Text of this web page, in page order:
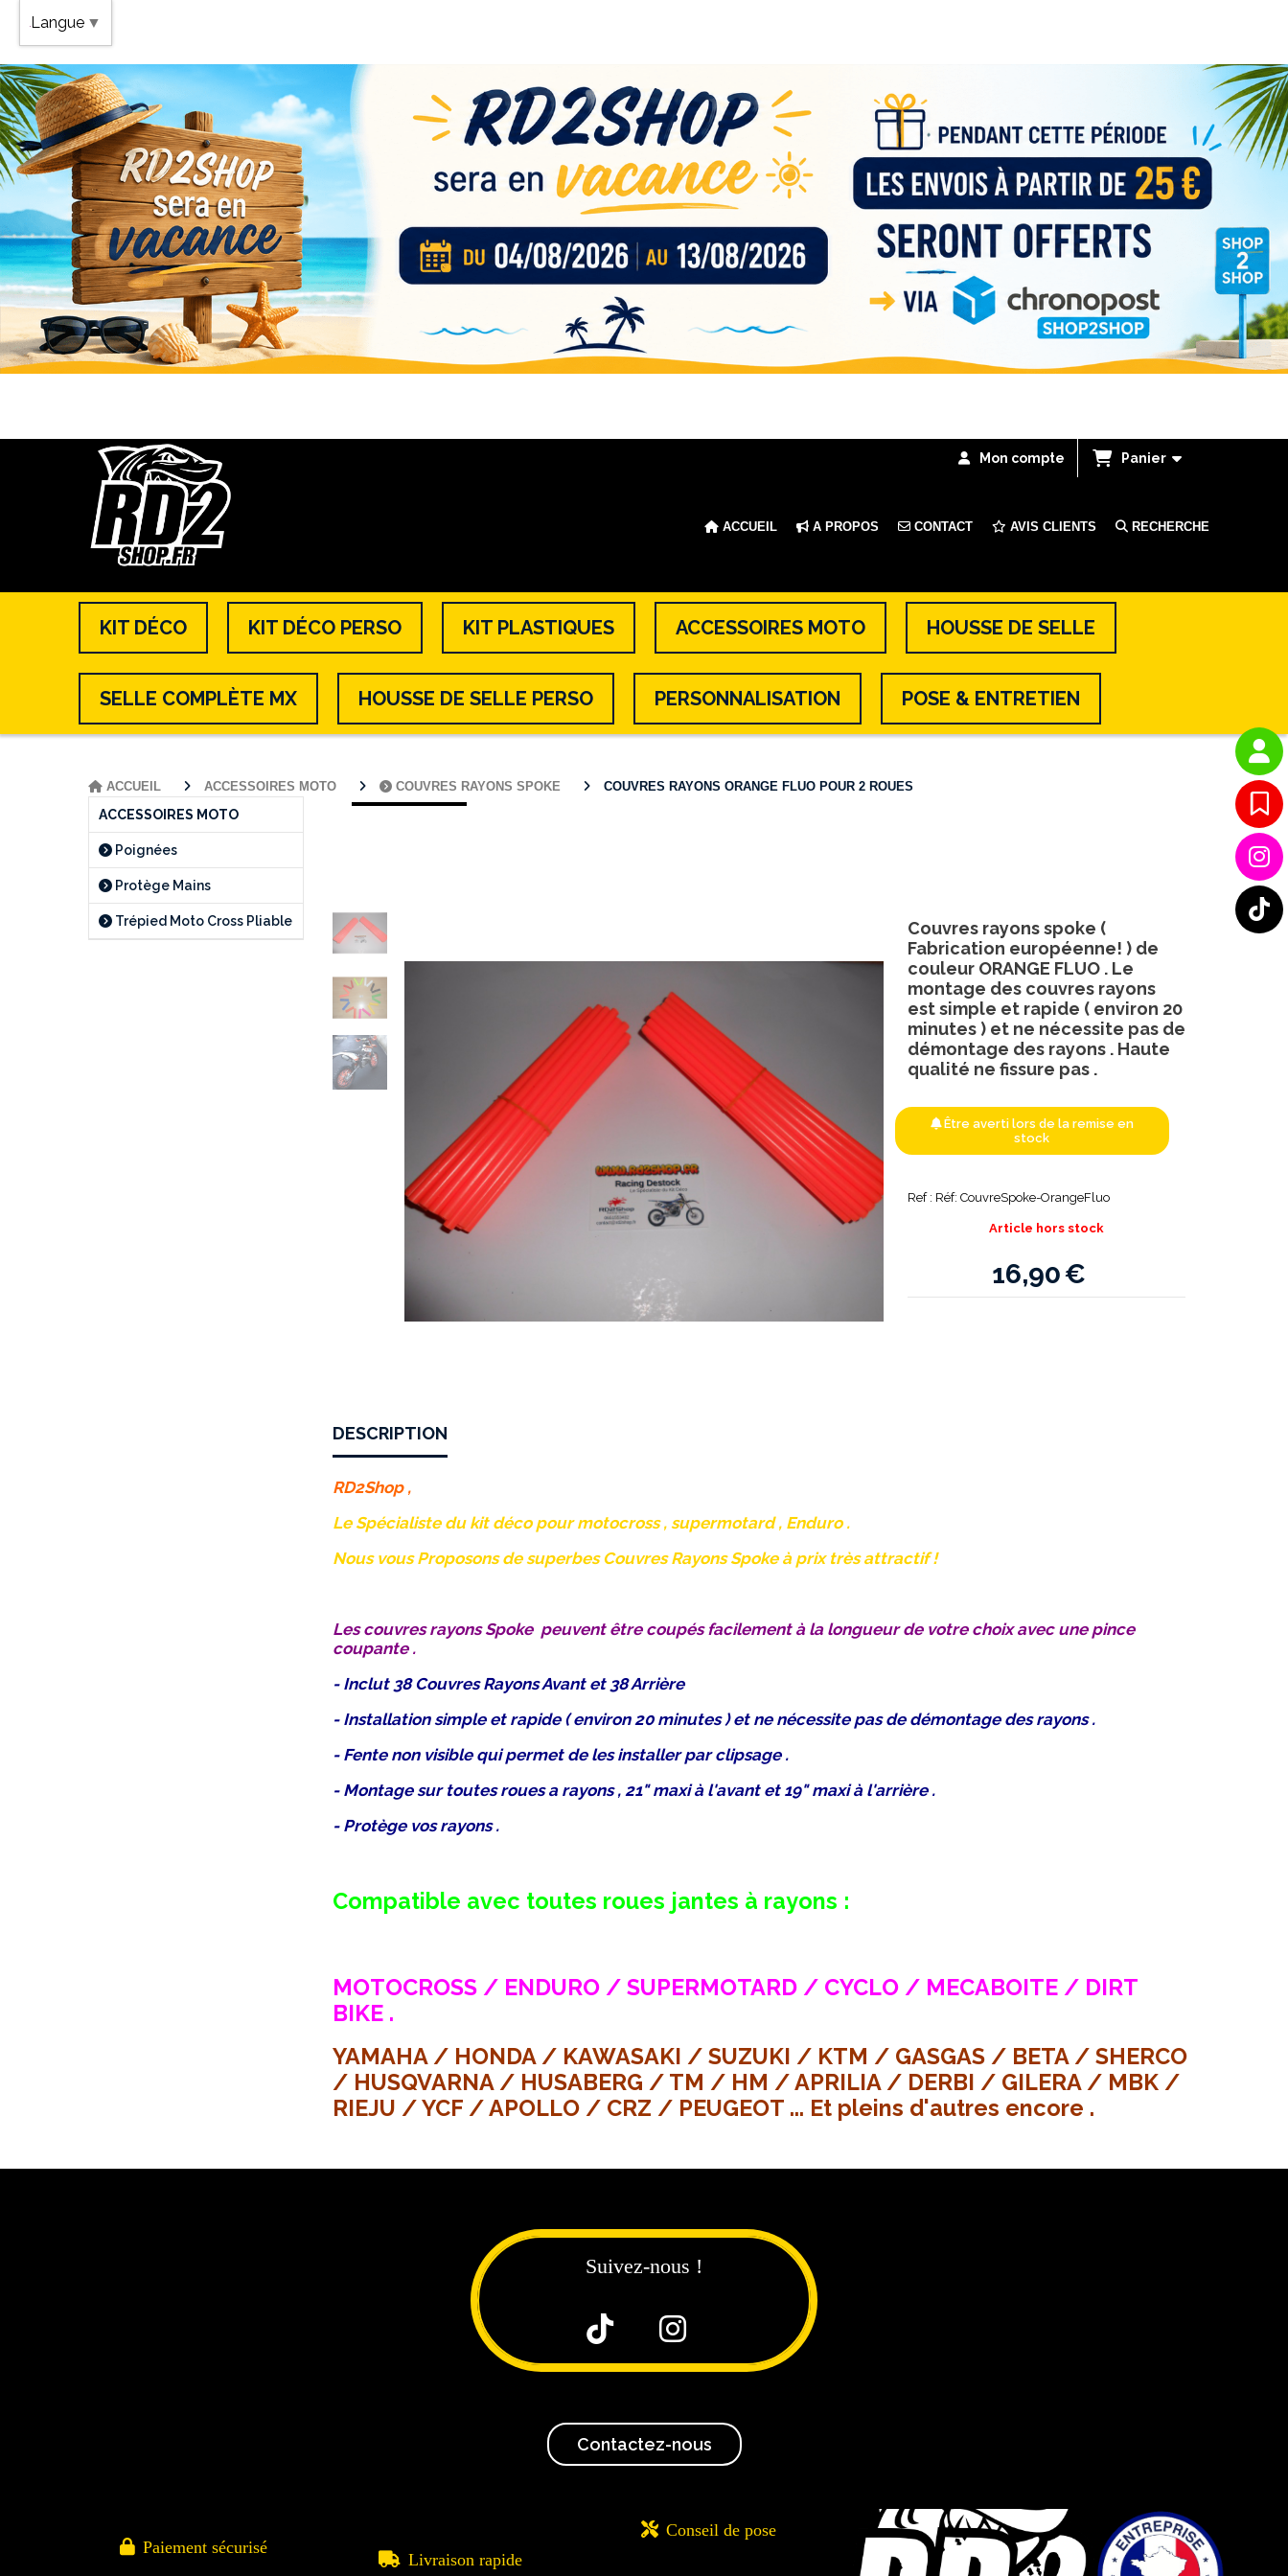
Bandeau
Vacances
Mon compte Panier
ACCUEIL A PROPOS CONTACT AVIS CLIENTS RECHERCHE
KIT DÉCO KIT DÉCO PERSO KIT PLASTIQUES ACCESSOIRES MOTO HOUSSE DE SELLE
SELLE COMPLÈTE MX HOUSSE DE SELLE PERSO PERSONNALISATION POSE & ENTRETIEN
ACCESSOIRES MOTO
Poignées
Protège Mains
Trépied Moto Cross Pliable
ACCUEIL ACCESSOIRES MOTO COUVRES RAYONS SPOKE COUVRES RAYONS ORANGE FLUO POUR 2 ROUES
Ref : Réf: CouvreSpoke-OrangeFluo
16,90€
Article hors stock
Couvres rayons spoke (
Fabrication européenne! ) de
couleur ORANGE FLUO . Le
montage des couvres rayons
est simple et rapide ( environ 20
minutes ) et ne nécessite pas de
démontage des rayons . Haute
qualité ne fissure pas .
Être averti lors de la remise en
stock
DESCRIPTION
RD2Shop ,
Le Spécialiste du kit déco pour motocross , supermotard , Enduro .
Nous vous Proposons de superbes Couvres Rayons Spoke à prix très attractif !
Les couvres rayons Spoke peuvent être coupés facilement à la longueur de votre choix avec une pince
coupante .
- Inclut 38 Couvres Rayons Avant et 38 Arrière
- Installation simple et rapide ( environ 20 minutes ) et ne nécessite pas de démontage des rayons .
- Fente non visible qui permet de les installer par clipsage .
- Montage sur toutes roues a rayons , 21" maxi à l'avant et 19" maxi à l'arrière .
- Protège vos rayons .
Compatible avec toutes roues jantes à rayons :
MOTOCROSS / ENDURO / SUPERMOTARD / CYCLO / MECABOITE / DIRT
BIKE .
YAMAHA / HONDA / KAWASAKI / SUZUKI / KTM / GASGAS / BETA / SHERCO
/ HUSQVARNA / HUSABERG / TM / HM / APRILIA / DERBI / GILERA / MBK /
RIEJU / YCF / APOLLO / CRZ / PEUGEOT ... Et pleins d'autres encore .
Suivez-nous !
 
Contactez-nous
 Paiement sécurisé
 Livraison rapide
 Conseil de pose
Langue ▼